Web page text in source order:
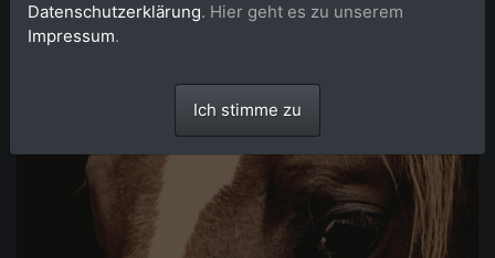
Datenschutzerklärung. Hier geht es zu unserem
Impressum.
Ich stimme zu